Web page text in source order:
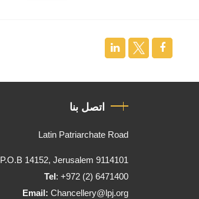
اتصل بنا
Latin Patriarchate Road
P.O.B 14152, Jerusalem 9114101
Tel: +972 (2) 6471400
Email:Chancellery@lpj.org